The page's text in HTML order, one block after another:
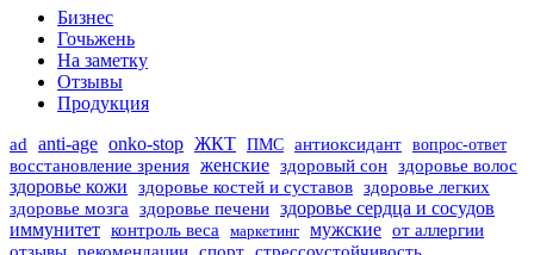
Бизнес
Гочьжень
На заметку
Отзывы
Продукция
ad anti-age onko-stop ЖКТ ПМС антиоксидант вопрос-ответ
восстановление зрения женские здоровый сон здоровье волос
здоровье кожи здоровье костей и суставов здоровье легких
здоровье мозга здоровье печени здоровье сердца и сосудов
иммунитет контроль веса маркетинг мужские от аллергии
отзывы